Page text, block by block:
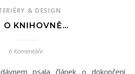
& DESIGN
O KNIHOVNĚ…
6 Komentáře